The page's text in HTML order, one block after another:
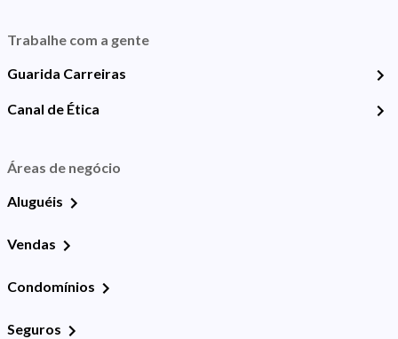
Trabalhe com a gente
Guarida Carreiras
Canal de Ética
Áreas de negócio
Aluguéis
Vendas
Condomínios
Seguros